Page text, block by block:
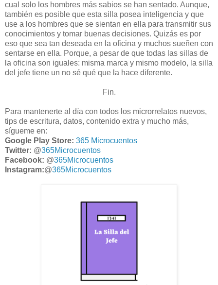
cual solo los hombres más sabios se han sentado. Aunque,
también es posible que esta silla posea inteligencia y que
use a los hombres que se sientan en ella para transmitir sus
conocimientos y tomar buenas decisiones. Quizás es por
eso que sea tan deseada en la oficina y muchos sueñen con
sentarse en ella. Porque, a pesar de que todas las sillas de
la oficina son iguales: misma marca y mismo modelo, la silla
del jefe tiene un no sé qué que la hace diferente.
Fin.
Para mantenerte al día con todos los microrrelatos nuevos,
tips de escritura, datos, contenido extra y mucho más,
sígueme en:
Google Play Store: 365 Microcuentos
Twitter: @365Microcuentos
Facebook: @365Microcuentos
Instagram:@365Microcuentos